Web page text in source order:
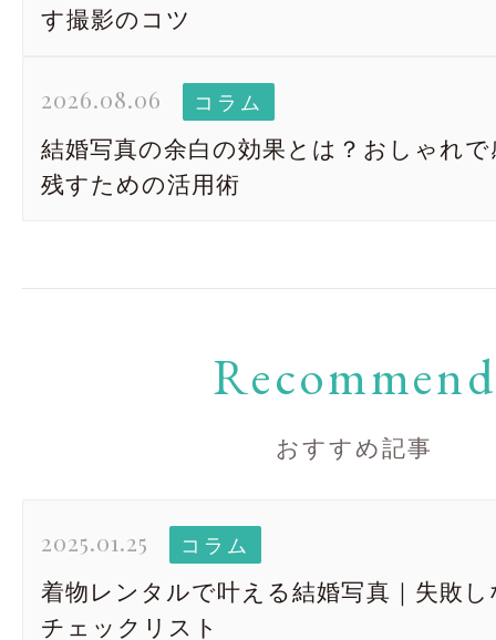
す撮影のコツ
2026.08.06 コラム
結婚写真の余白の効果とは？おしゃれで
残すための活用術
Recommend
おすすめ記事
2025.01.25 コラム
着物レンタルで叶える結婚写真｜失敗
チェックリスト